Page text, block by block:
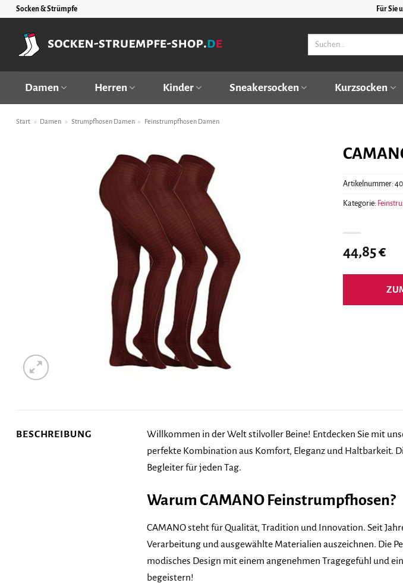
Zum
springen
Socken & Strümpfe Für Sie
Suchen
Damen Herren Kinder Sneakersocken Kurzsocken
Start » Damen » Strumpfhosen Damen » Feinstrumpfhosen Damen
44,85€
Artikelnummer:
Kategorie:
BESCHREIBUNG Willkommen in der Welt stilvoller Beine! Entdecken Sie mit
perfekte Kombination aus Komfort, Eleganz und Haltbarkeit.
Begleiter für jeden Tag.
Warum CAMANO Feinstrumpfhosen?
CAMANO steht für Qualität, Tradition und Innovation. Seit
Verarbeitung und ausgewählte Materialien auszeichnen. Die
modisches Design mit einem angenehmen Tragegefühl und
begeistern!